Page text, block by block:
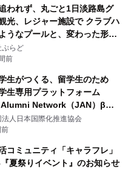
われず、丸ごと1日淡路島グ
光、レジャー施設で クラブハ
うなプールと、変わった形の
「THE BOXY AWAJI」のお
まり連泊プランで
ぷらど
前
生がつくる、留学生のため
生専用プラットフォーム
Network（JAN）β版
ス人日本国際化推進協会
コミュニティ「キャラフレ」
『夏祭りイベント』のお知らせ